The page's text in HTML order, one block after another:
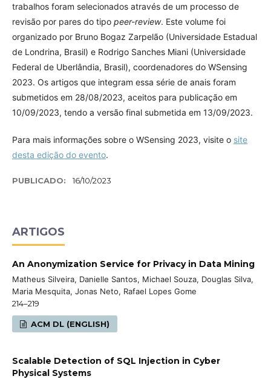
trabalhos foram selecionados através de um processo de
revisão por pares do tipo peer-review. Este volume foi
organizado por Bruno Bogaz Zarpelão (Universidade Estadual
de Londrina, Brasil) e Rodrigo Sanches Miani (Universidade
Federal de Uberlândia, Brasil), coordenadores do WSensing
2023. Os artigos que integram essa série de anais foram
submetidos em 28/08/2023, aceitos para publicação em
10/09/2023, tendo a versão final submetida em 13/09/2023.
Para mais informações sobre o WSensing 2023, visite o site
desta edição do evento.
PUBLICADO: 16/10/2023
ARTIGOS
An Anonymization Service for Privacy in Data Mining
Matheus Silveira, Danielle Santos, Michael Souza, Douglas Silva,
Maria Mesquita, Jonas Neto, Rafael Lopes Gome
214–219
ACM DL (ENGLISH)
Scalable Detection of SQL Injection in Cyber
Physical Systems